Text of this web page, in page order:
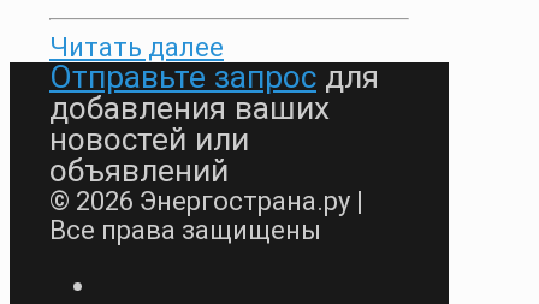
Читать далее
Отправьте запрос для
добавления ваших
новостей или
объявлений
© 2026 Энергострана.ру |
Все права защищены